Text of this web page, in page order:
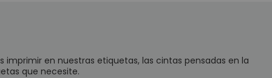
en nuestras etiquetas, las cintas pensadas en la
que necesite.